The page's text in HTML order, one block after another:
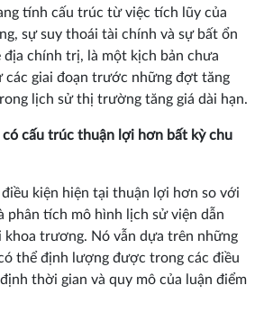
tính cấu trúc từ việc tích lũy của
sự suy thoái tài chính và sự bất ổn
chính trị, là một kịch bản chưa
các giai đoạn trước những đợt tăng
lịch sử thị trường tăng giá dài hạn.
có cấu trúc thuận lợi hơn bất kỳ chu
điều kiện hiện tại thuận lợi hơn so với
phân tích mô hình lịch sử viện dẫn
khoa trương. Nó vẫn dựa trên những
thể định lượng được trong các điều
thời gian và quy mô của luận điểm